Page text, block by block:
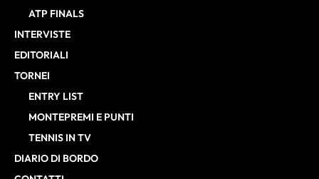
ATP FINALS
INTERVISTE
EDITORIALI
TORNEI
ENTRY LIST
MONTEPREMI E PUNTI
TENNIS IN TV
DIARIO DI BORDO